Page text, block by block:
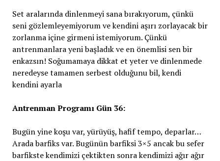
Set aralarında dinlenmeyi sana bırakıyorum, çünkü
seni gözlemleyemiyorum ve kendini aşırı zorlayacak bir
zorlanma içine girmeni istemiyorum. Çünkü
antrenmanlara yeni başladık ve en önemlisi sen bir
enkazsın! Soğumamaya dikkat et yeter ve dinlenmede
neredeyse tamamen serbest olduğunu bil, kendi
kendini ayarla
Antrenman Programı Gün 36:
Bugün yine koşu var, yürüyüş, hafif tempo, deparlar…
Arada barfiks var. Bugünün barfiksi 3×5 ancak bu sefer
barfikste kendimizi çektikten sonra kendimizi ağır ağır